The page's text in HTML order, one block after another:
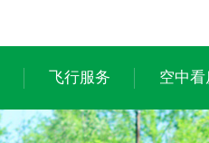
飞行服务 空中看